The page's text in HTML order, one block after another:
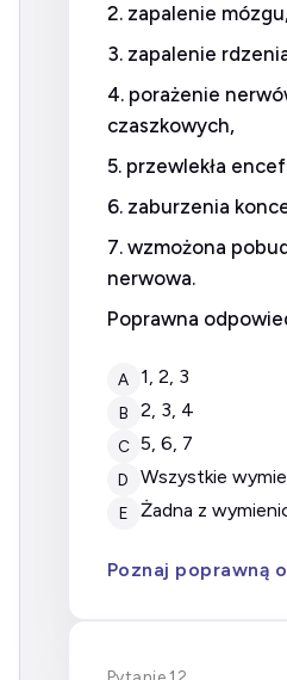
2. zapalenie
3. zapalenie
4. porażenie
czaszkowych,
5. przewlekła
6. zaburzenia
7. wzmożona
nerwowa.
Poprawna
A 1, 2, 3
B 2, 3, 4
C 5, 6, 7
D wszystkie
E żadna z
Poznaj poprawną